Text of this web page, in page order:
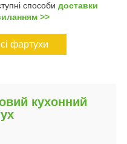
способи доставки
>>
фартухи
кухонний